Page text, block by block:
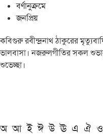
বর্ণানুক্রমে
জনপ্রিয়
কবিগুরু রবীন্দ্রনাথ ঠাকুরের
ভালবাসা। নজরুলগীতির সকল
শুভেচ্ছা।
অ আ ই ঈ উ ঊ এ ঐ ও